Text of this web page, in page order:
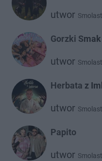
utwor
Gorzki Smak
utwor
Herbata z
utwor
Papito
utwor